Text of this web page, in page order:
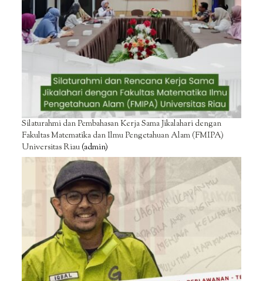
Silaturahmi dan Pembahasan Kerja Sama Jikalahari dengan
Fakultas Matematika dan Ilmu Pengetahuan Alam (FMIPA)
Universitas Riau(admin)